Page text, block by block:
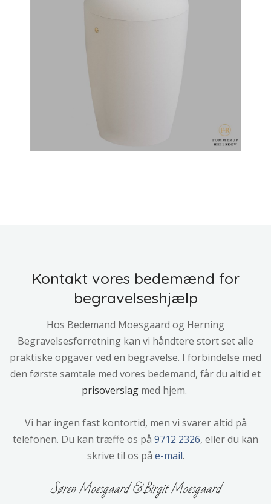
Kontakt vores bedemænd for
begravelseshjælp​
Hos Bedemand Moesgaard og Herning
Begravelsesforretning kan vi håndtere stort set alle
praktiske opgaver ved en begravelse. I forbindelse med
den første samtale med vores bedemand, får du altid et
prisoverslag med hjem​.
Vi har ingen fast kontortid, men vi svarer altid på
telefonen. ​Du kan træffe os på 9712 2326, eller du kan
skrive til os på e-mail.
​Søren Moesgaard & Birgit Moesgaard